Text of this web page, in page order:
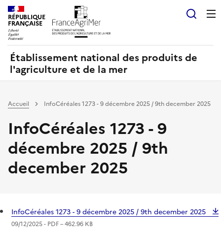
RÉPUBLIQUE
FRANÇAISE
Établissement national des produits de
l'agriculture et de la mer
Accueil InfoCéréales 1273 - 9 décembre 2025 / 9th december 2025
InfoCéréales 1273 - 9
décembre 2025 / 9th
december 2025
InfoCéréales 1273 - 9 décembre 2025 / 9th december 2025
09/12/2025 - PDF– 462.96 KB
Panneau de gestion des cookies